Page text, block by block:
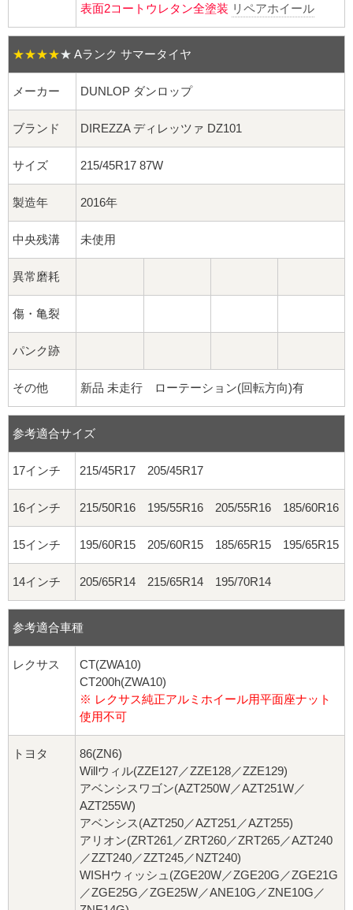
ロング袋ナット
ショート袋ナット
スチール鉄ホイール
持ち込み交換工賃
表面2コートウレタン全塗装 リペアホイール
★★★★★ Aランク サマータイヤ
メーカー DUNLOP ダンロップ
ブランド DIREZZA ディレッツァ DZ101
サイズ 215/45R17 87W
製造年 2016年
中央残溝 未使用
異常磨耗
傷・亀裂
パンク跡
その他 新品 未走行 ローテーション(回転方向)有
参考適合サイズ
17インチ 215/45R17 205/45R17
16インチ 215/50R16 195/55R16 205/55R16 185/60R16
15インチ 195/60R15 205/60R15 185/65R15 195/65R15
14インチ 205/65R14 215/65R14 195/70R14
参考適合車種
レクサス
CT(ZWA10)
CT200h(ZWA10)
※ レクサス純正アルミホイール用平面座ナット
使用不可
トヨタ
86(ZN6)
Willウィル(ZZE127／ZZE128／ZZE129)
アベンシスワゴン(AZT250W／AZT251W／
AZT255W)
アベンシス(AZT250／AZT251／AZT255)
アリオン(ZRT261／ZRT260／ZRT265／AZT240
／ZZT240／ZZT245／NZT240)
WISHウィッシュ(ZGE20W／ZGE20G／ZGE21G
／ZGE25G／ZGE25W／ANE10G／ZNE10G／